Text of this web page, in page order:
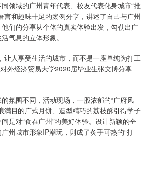
领域的广州青年代表、校友代表化身城市“推
言和趣味十足的案例分享，讲述了自己与广州
们的分享从个体的真实体验出发，勾勒出广
气息的立体形象。
让人享受生活的城市，而不是一座单纯为打工
对外经济贸易大学2020届毕业生张文博分享
氛围不同，活动现场，一股浓郁的“广府风
满目的广式月饼、造型精巧的荔枝酥引得学子
是对“食在广州”的美好体验。设计新颖的全
州城市形象IP潮玩，则成了炙手可热的“打